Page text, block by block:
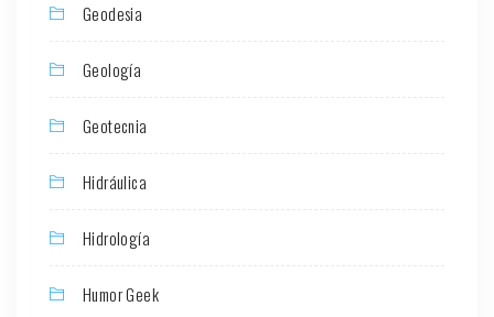
Geodesia
Geología
Geotecnia
Hidráulica
Hidrología
Humor Geek